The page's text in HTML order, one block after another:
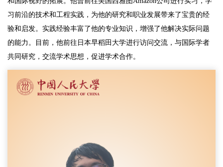
习前沿的技术和工程实践，为他的研究和职业发展带来了宝贵的经
验和启发。实践经验丰富了他的专业知识，增强了他解决实际问题
的能力。目前，他前往日本早稻田大学进行访问交流，与国际学者
共同研究，交流学术思想，促进学术合作。